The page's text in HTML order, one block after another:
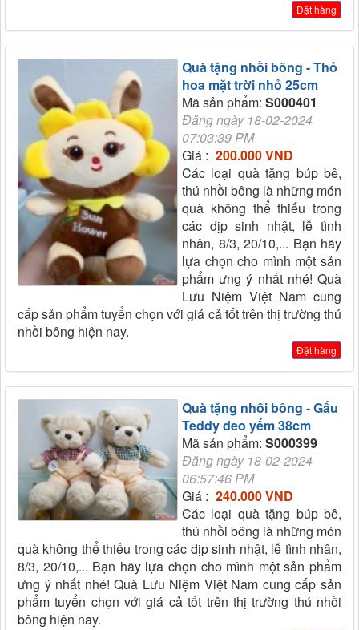
Đặt hàng
Quà tặng nhồi bông - Thỏ
hoa mặt trời nhỏ 25cm
Mã sản phẩm: S000401
Đăng ngày 18-02-2024
07:03:39 PM
Giá : 200.000 VND
Các loại quà tặng búp bê,
thú nhồi bông là những món
quà không thể thiếu trong
các dịp sinh nhật, lễ tình
nhân, 8/3, 20/10,... Bạn hãy
lựa chọn cho mình một sản
phẩm ưng ý nhất nhé! Quà
Lưu Niệm Việt Nam cung
cấp sản phẩm tuyển chọn với giá cả tốt trên thị trường thú
nhồi bông hiện nay.
Đặt hàng
Quà tặng nhồi bông - Gấu
Teddy đeo yếm 38cm
Mã sản phẩm: S000399
Đăng ngày 18-02-2024
06:57:46 PM
Giá : 240.000 VND
Các loại quà tặng búp bê,
thú nhồi bông là những món
quà không thể thiếu trong các dịp sinh nhật, lễ tình nhân,
8/3, 20/10,... Bạn hãy lựa chọn cho mình một sản phẩm
ưng ý nhất nhé! Quà Lưu Niệm Việt Nam cung cấp sản
phẩm tuyển chọn với giá cả tốt trên thị trường thú nhồi
bông hiện nay.